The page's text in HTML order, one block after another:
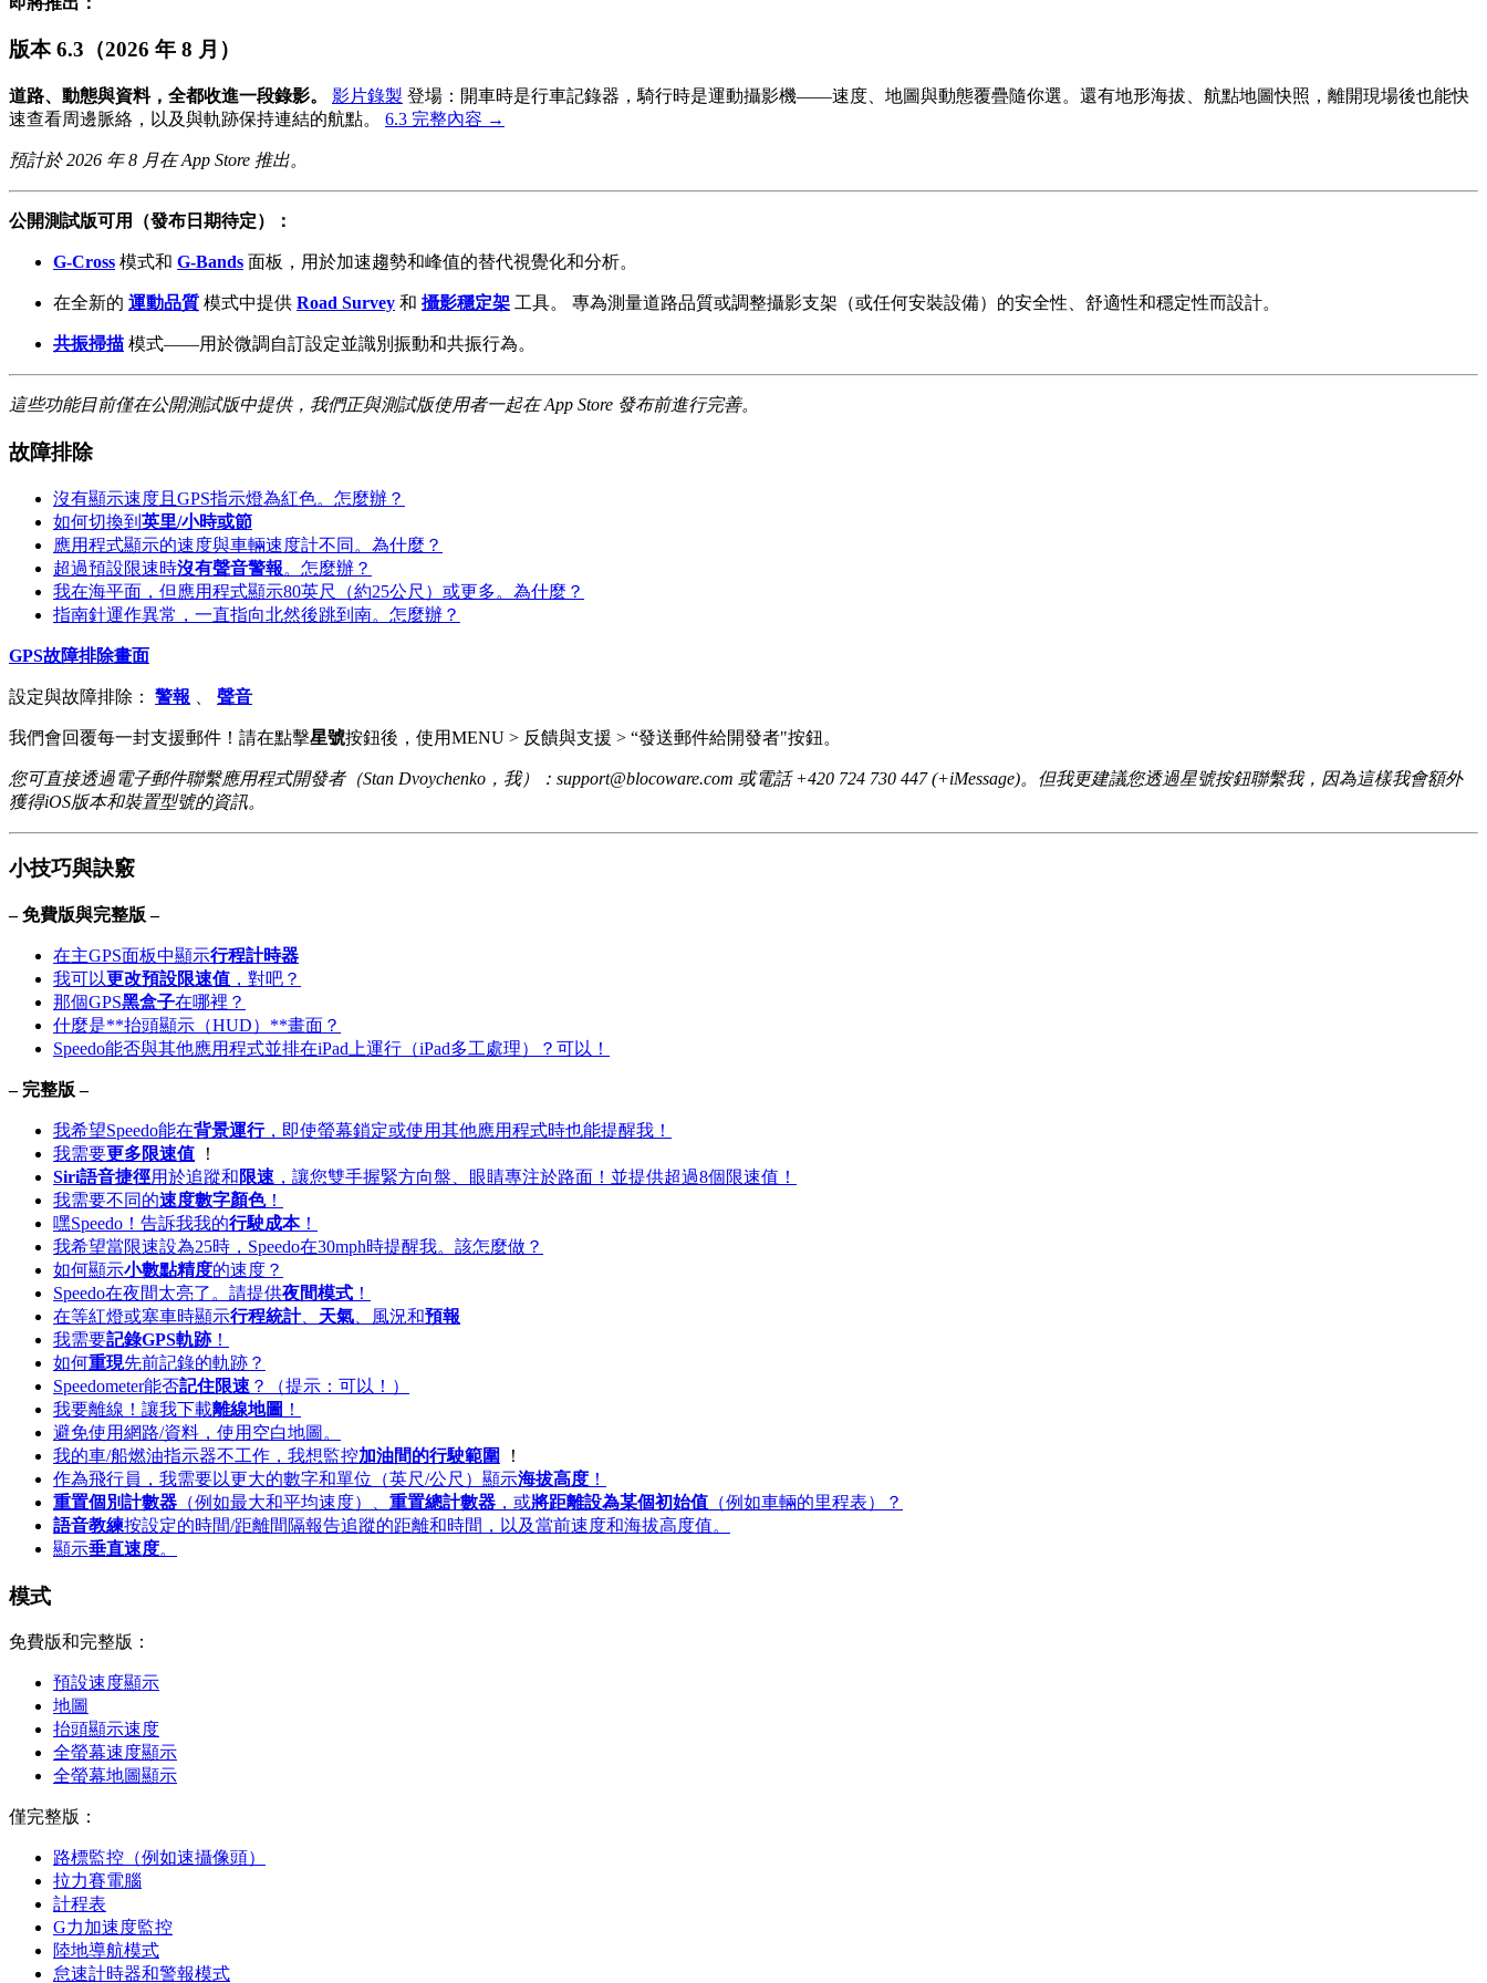
版本 6.3（2026 年 8 月）
道路、動態與資料，全都收進一段錄影。 影片錄製 登場：開車時是行車記錄器，騎行時是運動攝影機——速度、地圖與動態覆疊隨你選。還有地形海拔、航點地圖快照，離開現場後也能快
速查看周邊脈絡，以及與軌跡保持連結的航點。 6.3 完整內容 →
預計於 2026 年 8 月在 App Store 推出。
公開測試版可用（發布日期待定）：
G-Cross 模式和 G-Bands 面板，用於加速趨勢和峰值的替代視覺化和分析。
在全新的 運動品質 模式中提供 Road Survey 和 攝影穩定架 工具。 專為測量道路品質或調整攝影支架（或任何安裝設備）的安全性、舒適性和穩定性而設計。
共振掃描 模式——用於微調自訂設定並識別振動和共振行為。
這些功能目前僅在公開測試版中提供，我們正與測試版使用者一起在 App Store 發布前進行完善。
故障排除
沒有顯示速度且GPS指示燈為紅色。怎麼辦？
如何切換到 英里/小時或節
應用程式顯示的速度與車輛速度計不同。為什麼？
超過預設限速時沒有聲音警報。怎麼辦？
我在海平面，但應用程式顯示80英尺（約25公尺）或更多。為什麼？
指南針運作異常，一直指向北然後跳到南。怎麼辦？
GPS故障排除畫面
設定與故障排除： 警報 聲音
我們會回覆每一封支援郵件！請在點擊星號按鈕後，使用MENU > 反饋與支援 > “發送郵件給開發者"按鈕。
您可直接透過電子郵件聯繫應用程式開發者（Stan Dvoychenko，我）：support@blocoware.com 或電話 +420 724 730 447 (+iMessage)。但我更建議您透過星號按鈕聯繫我，因為這樣我會額外
獲得iOS版本和裝置型號的資訊。
小技巧與訣竅
– 免費版與完整版 –
在主GPS面板中顯示行程計時器
我可以更改預設限速值 ，對吧？
那個GPS黑盒子在哪裡？
什麼是**抬頭顯示（HUD）**畫面？
Speedo能否與其他應用程式並排在iPad上運行（iPad多工處理）？可以！
– 完整版 –
我希望Speedo能在背景運行，即使螢幕鎖定或使用其他應用程式時也能提醒我！
我需要更多限速值 ！
Siri語音捷徑用於追蹤和限速 ，讓您雙手握緊方向盤、眼睛專注於路面！並提供超過8個限速值！
我需要不同的速度數字顏色！
嘿Speedo！告訴我我的行駛成本！
我希望當限速設為25時，Speedo在30mph時提醒我。該怎麼做？
如何顯示小數點精度的速度？
Speedo在夜間太亮了。請提供夜間模式 ！
在等紅燈或塞車時顯示行程統計、 天氣 、風況和預報
我需要記錄GPS軌跡！
如何重現先前記錄的軌跡？
Speedometer能否記住限速 ？（提示：可以！）
我要離線！讓我下載離線地圖 ！
避免使用網路/資料，使用空白地圖。
我的車/船燃油指示器不工作，我想監控加油間的行駛範圍
！
作為飛行員，我需要以更大的數字和單位（英尺/公尺）顯示海拔高度 ！
重置個別計數器 （例如最大和平均速度）、 重置總計數器 ，或將距離設為某個初始值 （例如車輛的里程表）？
語音教練按設定的時間/距離間隔報告追蹤的距離和時間，以及當前速度和海拔高度值。
顯示垂直速度。
模式
免費版和完整版：
預設速度顯示
地圖
抬頭顯示速度
全螢幕速度顯示
全螢幕地圖顯示
僅完整版：
路標監控（例如速攝像頭）
拉力賽電腦
計程表
G力加速度監控
陸地導航模式
怠速計時器和警報模式